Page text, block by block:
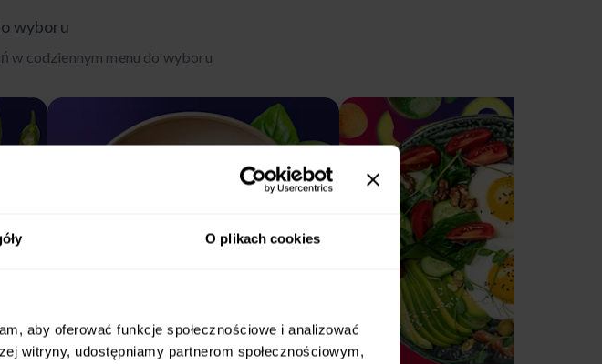
O plikach cookies
aby oferować funkcje społecznościowe i analizować
witryny, udostępniamy partnerom społecznościowym,
wyboru
w codziennym menu do wyboru